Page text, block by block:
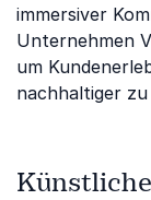
immersiver
Unternehmen
um
nachhaltiger